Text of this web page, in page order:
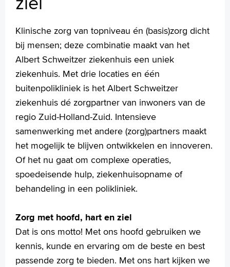
Innovatie
Kunst in het ziekenhuis
Disclaimer
Algemene voorwaarden
Privacystatement
Homepage
Praktische informatie
Specialismen
Werken en leren
Medewerkers
MijnASz
Klinische zorg van topniveau én (basis)zorg dicht
bij mensen; deze combinatie maakt van het
Albert Schweitzer ziekenhuis een uniek
ziekenhuis. Met drie locaties en één
buitenpolikliniek is het Albert Schweitzer
ziekenhuis dé zorgpartner van inwoners van de
regio Zuid-Holland-Zuid. Intensieve
samenwerking met andere (zorg)partners maakt
het mogelijk te blijven ontwikkelen en innoveren.
Of het nu gaat om complexe operaties,
spoedeisende hulp, ziekenhuisopname of
behandeling in een polikliniek.
Zorg met hoofd, hart en ziel
Dat is ons motto! Met ons hoofd gebruiken we
kennis, kunde en ervaring om de beste en best
passende zorg te bieden. Met ons hart kijken we